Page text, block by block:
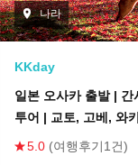
나라
KKday
일본 오사카 출발 |
투어 | 교토, 고베, 와
시다테, 후나야 이네
5.0 (여행후기1건)